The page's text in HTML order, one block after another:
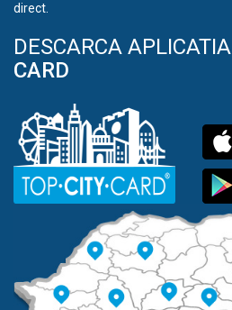
direct.
DESCARCA APLICATIA
CARD